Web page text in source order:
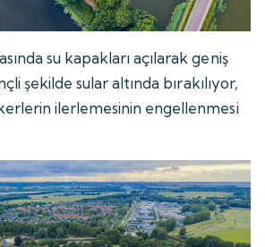
su kapakları açılarak geniş
şekilde sular altında bırakılıyor,
ilerlemesinin engellenmesi